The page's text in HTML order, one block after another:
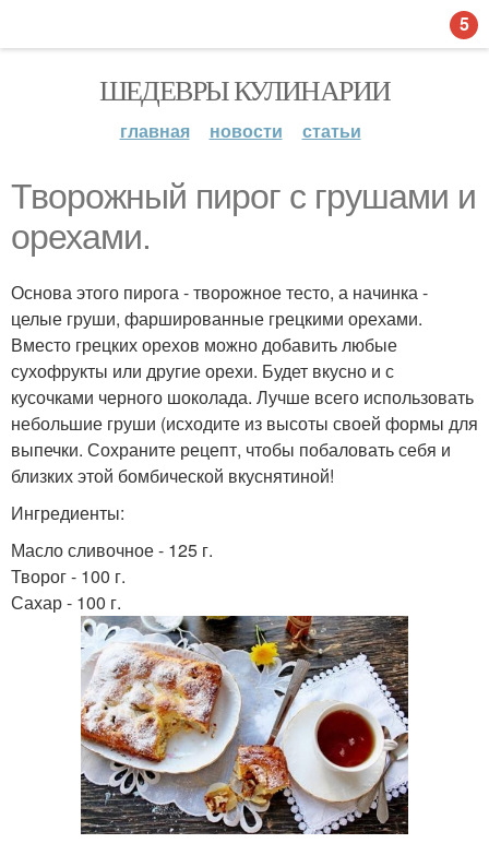
ШЕДЕВРЫ КУЛИНАРИИ
главная новости статьи
Творожный пирог с грушами и
орехами.
Основа этого пирога - творожное тесто, а начинка -
целые груши, фаршированные грецкими орехами.
Вместо грецких орехов можно добавить любые
сухофрукты или другие орехи. Будет вкусно и с
кусочками черного шоколада. Лучше всего использовать
небольшие груши (исходите из высоты своей формы для
выпечки. Сохраните рецепт, чтобы побаловать себя и
близких этой бомбической вкуснятиной!
Ингредиенты:
Масло сливочное - 125 г.
Творог - 100 г.
Сахар - 100 г.
5